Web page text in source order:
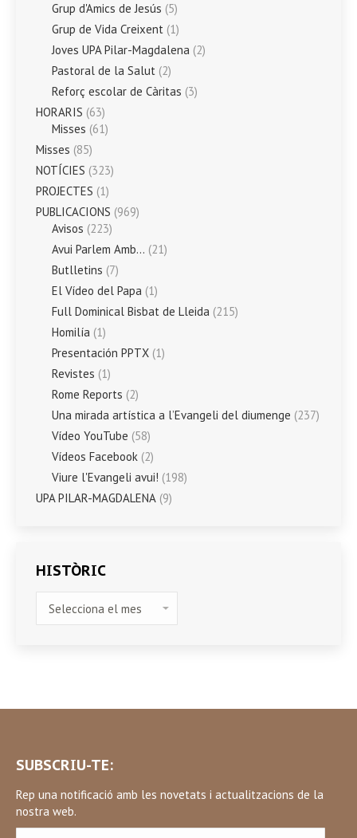
Grup d'Amics de Jesús (5)
Grup de Vida Creixent (1)
Joves UPA Pilar-Magdalena (2)
Pastoral de la Salut (2)
Reforç escolar de Càritas (3)
HORARIS (63)
Misses (61)
Misses (85)
NOTÍCIES (323)
PROJECTES (1)
PUBLICACIONS (969)
Avisos (223)
Avui Parlem Amb… (21)
Butlletins (7)
El Vídeo del Papa (1)
Full Dominical Bisbat de Lleida (215)
Homilía (1)
Presentación PPTX (1)
Revistes (1)
Rome Reports (2)
Una mirada artística a l’Evangeli del diumenge (237)
Vídeo YouTube (58)
Vídeos Facebook (2)
Viure l'Evangeli avui! (198)
UPA PILAR-MAGDALENA (9)
HISTÒRIC
SUBSCRIU-TE:
Rep una notificació amb les novetats i actualitzacions de la
nostra web.